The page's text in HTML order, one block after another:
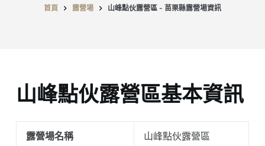
首頁 露營場 山峰點伙露營區 - 苗栗縣露營場資訊
山峰點伙露營區基本資訊
露營場名稱 山峰點伙露營區